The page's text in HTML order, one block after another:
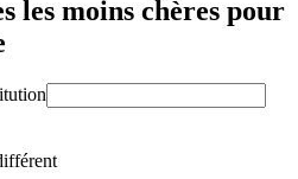
les moins chères pour